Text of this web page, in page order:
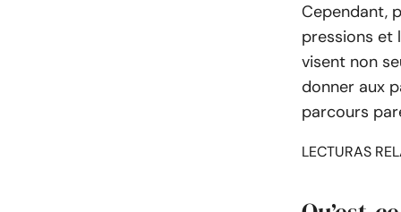
Cependant,
pressions et
visent non
donner aux
parcours
LECTURAS